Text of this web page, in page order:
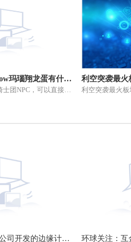
玛瑙翔龙蛋位置_wow玛瑙翔龙蛋有什么用相关介绍简介
利空突袭最火
资讯推荐:中富通：公司开发的边缘计算服务器产品可应用于智能驾驶领域等